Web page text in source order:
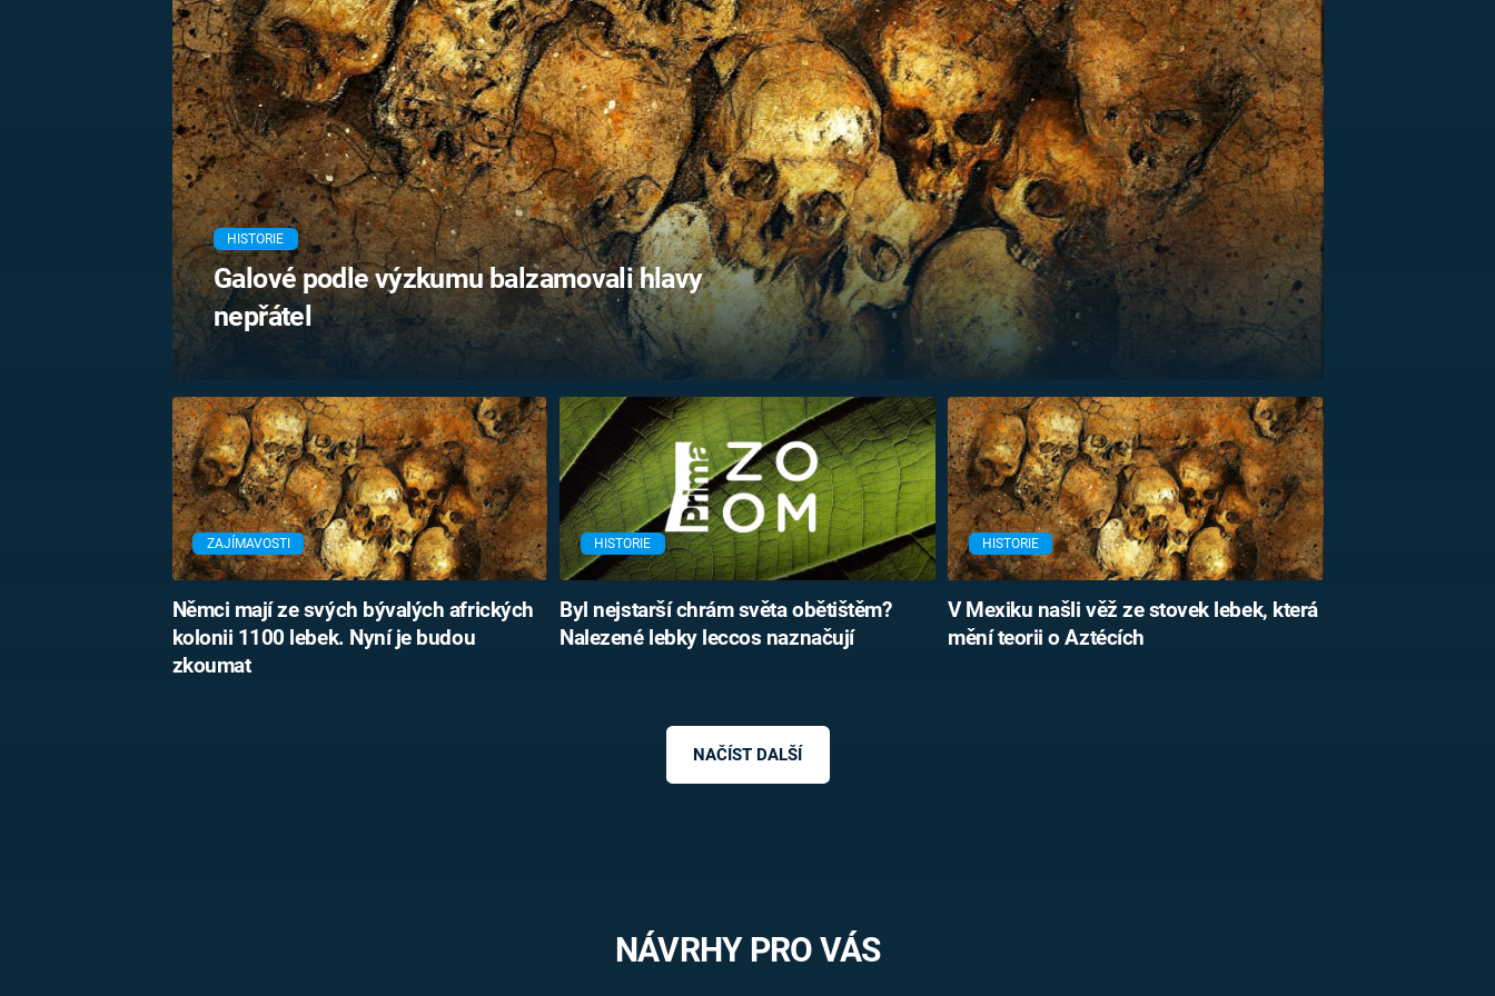
PRVNÍ SVĚTOVÁ
MARIE TEREZIE
NAPOLEON
BONAPARTE
BRITSKÁ
KRÁLOVSKÁ
RODINA
UFO A
MIMOZEMŠŤANÉ
UTAJENÉ PŘÍBĚHY
ČESKÝCH DĚJIN
ALTERNATIVNÍ
HISTORIE
FILMY VERSUS
REALITA
HORORY VERSUS
REALITA
OPTICKÉ ILUZE A
KLAMY
HISTORIE
Galové podle výzkumu balzamovali hlavy
nepřátel
ZAJÍMAVOSTI
Němci mají ze svých bývalých afrických
kolonii 1100 lebek. Nyní je budou
zkoumat
HISTORIE
Byl nejstarší chrám světa obětištěm?
Nalezené lebky leccos naznačují
HISTORIE
V Mexiku našli věž ze stovek lebek, která
mění teorii o Aztécích
NAČÍST DALŠÍ
NÁVRHY PRO VÁS